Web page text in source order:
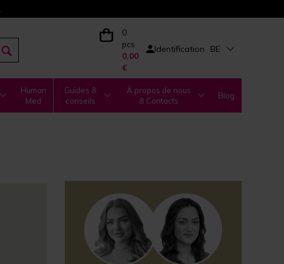
0
pcs
0,00
€
Identification BE
Human
Med
Guides &
conseils
À propos de nous
& Contacts
Blog